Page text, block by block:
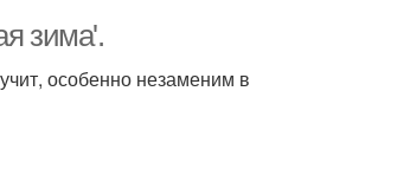
зима'.
особенно незаменим в